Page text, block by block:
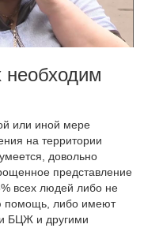
необходим
или иной мере
на территории
довольно
представление
всех людей либо не
помощь, либо имеют
БЦЖ и другими